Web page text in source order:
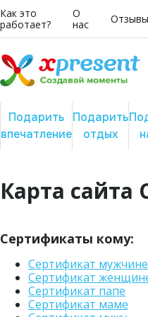
Как это
работает?
О
нас
Отзывы
Подарить
впечатление
Подарить
отдых
Карта сайта
Сертификаты кому:
Сертификат мужчине
Сертификат
Сертификат папе
Сертификат маме